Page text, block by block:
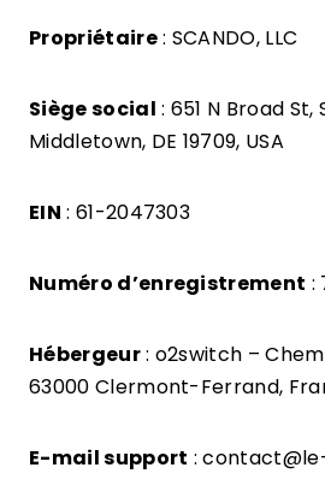
Propriétaire: SCANDO, LLC
Siège social : 651 N Broad St,
Middletown, DE 19709, USA
EIN : 61-2047303
Numéro d’enregistrement :
Hébergeur: o2switch –
63000 Clermont-Ferrand,
E-mail support :